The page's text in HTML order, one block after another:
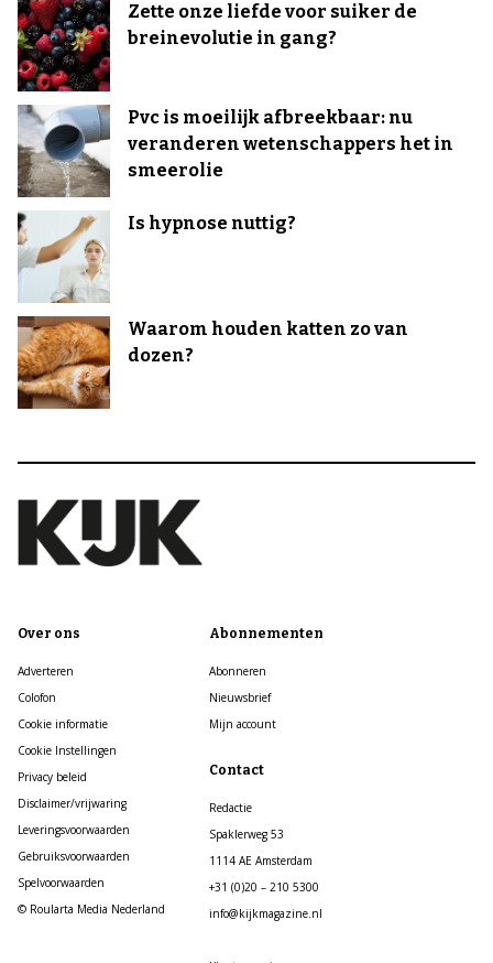
Zette onze liefde voor suiker de
breinevolutie in gang?
Pvc is moeilijk afbreekbaar: nu
veranderen wetenschappers het in
smeerolie
Is hypnose nuttig?
Waarom houden katten zo van
dozen?
Over ons
Adverteren
Colofon
Cookie informatie
Cookie Instellingen
Privacy beleid
Disclaimer/vrijwaring
Leveringsvoorwaarden
Gebruiksvoorwaarden
Spelvoorwaarden
© Roularta Media Nederland
Abonnementen
Abonneren
Nieuwsbrief
Mijn account
Contact
Redactie
Spaklerweg 53
1114 AE Amsterdam
+31 (0)20 – 210 5300
info@kijkmagazine.nl